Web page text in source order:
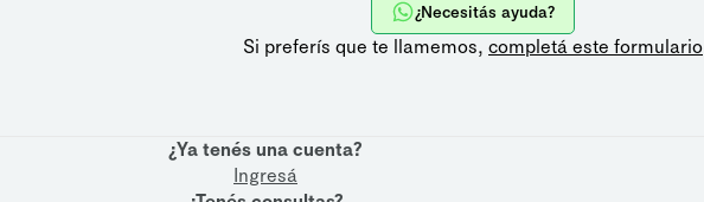
¿Necesitás ayuda?
Si preferís que te llamemos, completá este formulario
¿Ya tenés una cuenta?
Ingresá